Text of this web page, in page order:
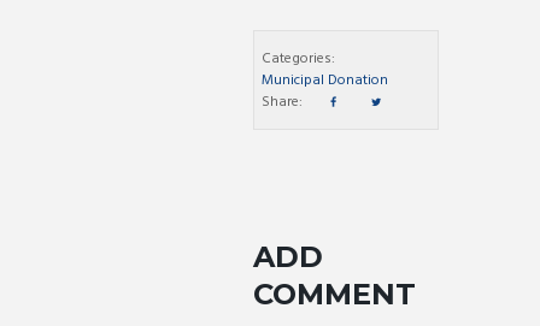
Categories:
Municipal Donation
Share:
ADD
COMMENT